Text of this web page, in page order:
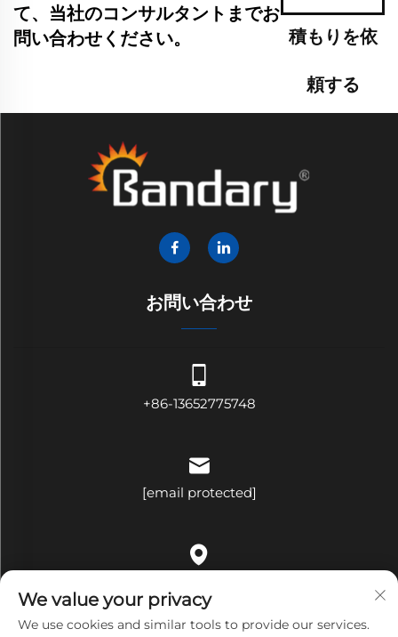
て、当社のコンサルタントまでお
問い合わせください。
積もりを依
頼する
お問い合わせ
+86-13652775748
[email protected]
509号室
We value your privacy
We use cookies and similar tools to provide our services.